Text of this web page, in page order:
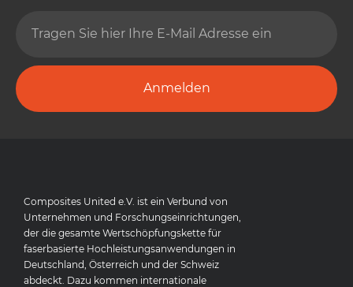
Anmelden
Composites United e.V. ist ein Verbund von
Unternehmen und Forschungseinrichtungen,
der die gesamte Wertschöpfungskette für
faserbasierte Hochleistungsanwendungen in
Deutschland, Österreich und der Schweiz
abdeckt. Dazu kommen internationale